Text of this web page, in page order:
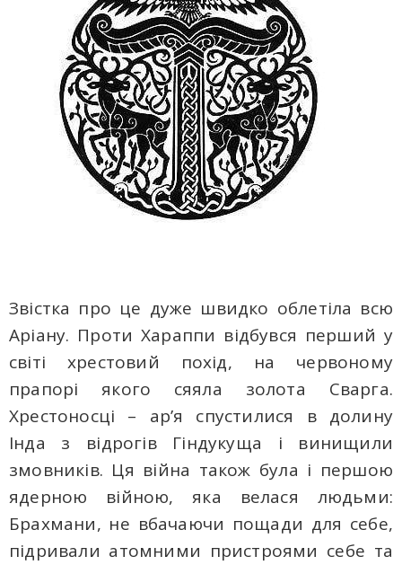
Звістка про це дуже швидко облетіла всю
Аріану. Проти Хараппи відбувся перший у
світі хрестовий похід, на червоному
прапорі якого сяяла золота Сварга.
Хрестоносці – ар’я спустилися в долину
Інда з відрогів Гіндукуща і винищили
змовників. Ця війна також була і першою
ядерною війною, яка велася людьми:
Брахмани, не вбачаючи пощади для себе,
підривали атомними пристроями себе та